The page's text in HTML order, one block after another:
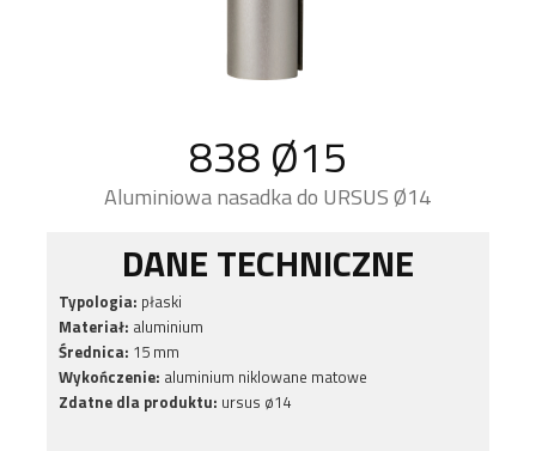
838 Ø15
Aluminiowa nasadka do URSUS Ø14
DANE TECHNICZNE
Typologia: płaski
Materiał: aluminium
Średnica: 15 mm
Wykończenie: aluminium niklowane matowe
Zdatne dla produktu: ursus ø14